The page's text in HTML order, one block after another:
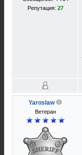
Репутация: 27
Yaroslaw
Ветеран